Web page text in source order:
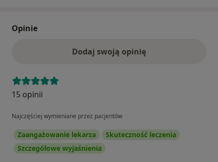
Opinie
Dodaj swoją opinię
15 opinii
Najczęściej wymieniane przez pacjentów
Zaangażowanie lekarza
Skuteczność leczenia
Szczegółowe wyjaśnienia